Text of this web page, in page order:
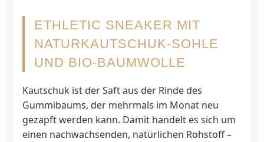
ETHLETIC SNEAKER MIT
NATURKAUTSCHUK-SOHLE
UND BIO-BAUMWOLLE
Kautschuk ist der Saft aus der Rinde des
Gummibaums, der mehrmals im Monat neu
gezapft werden kann. Damit handelt es sich um
einen nachwachsenden, natürlichen Rohstoff –